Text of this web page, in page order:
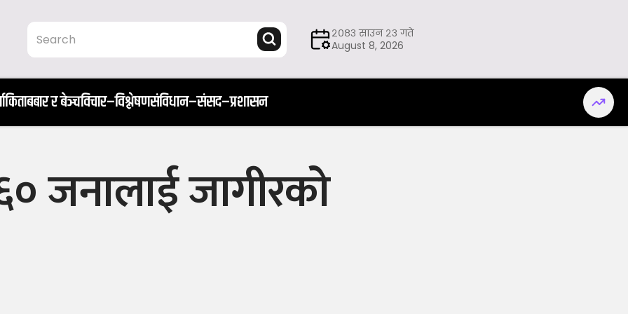
२०८३ साउन २३ गते
August 8, 2026
किताबबार र बेञ्चविचार–विश्लेषणसंविधान–संसद–प्रशासन
जनालाई जागीरकाे